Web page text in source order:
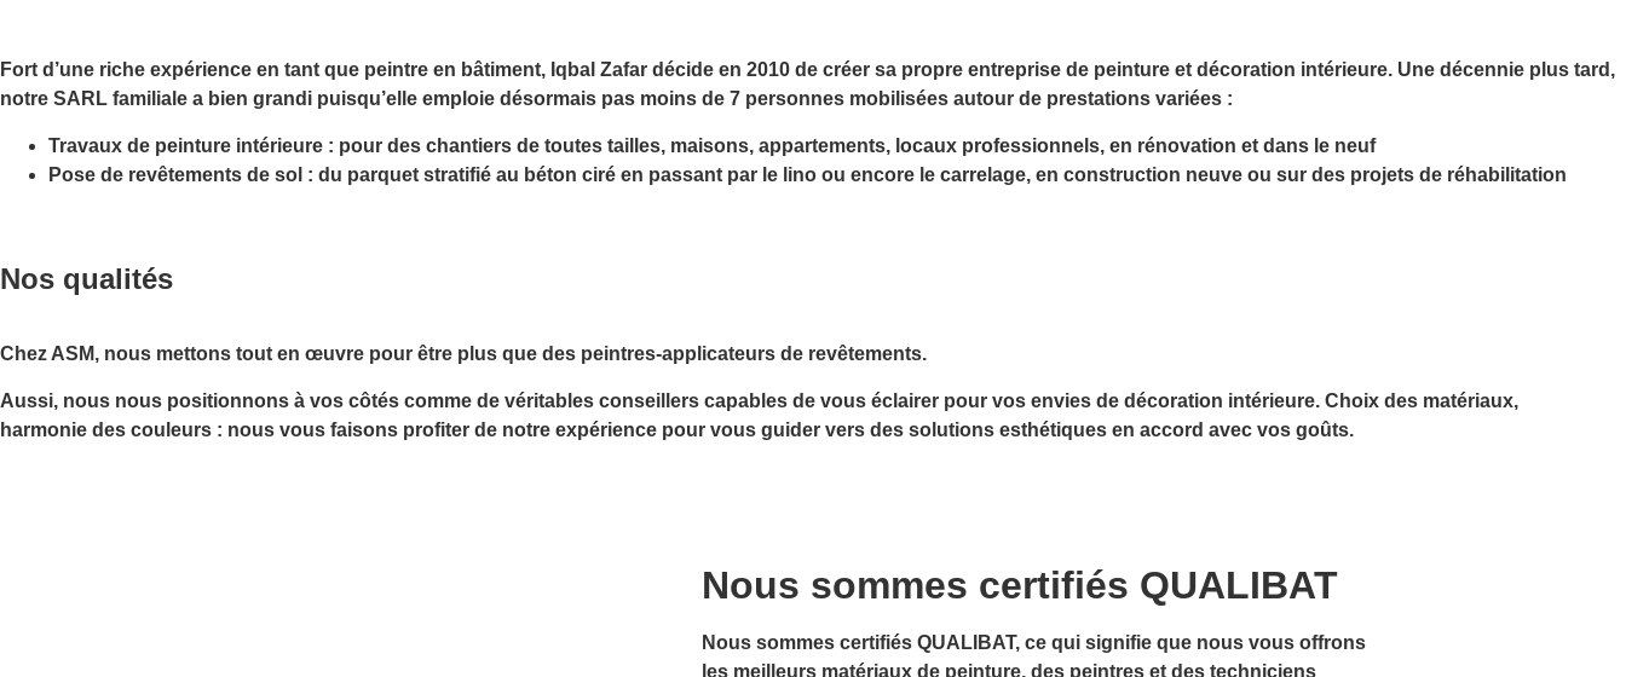
Fort d’une riche expérience en tant que peintre en bâtiment, Iqbal Zafar décide en 2010 de créer sa propre entreprise de peinture et décoration intérieure. Une décennie plus tard,
notre SARL familiale a bien grandi puisqu’elle emploie désormais pas moins de 7 personnes mobilisées autour de prestations variées :
Travaux de peinture intérieure : pour des chantiers de toutes tailles, maisons, appartements, locaux professionnels, en rénovation et dans le neuf
Pose de revêtements de sol : du parquet stratifié au béton ciré en passant par le lino ou encore le carrelage, en construction neuve ou sur des projets de réhabilitation
Nos qualités
Chez ASM, nous mettons tout en œuvre pour être plus que des peintres-applicateurs de revêtements.
Aussi, nous nous positionnons à vos côtés comme de véritables conseillers capables de vous éclairer pour vos envies de décoration intérieure. Choix des matériaux,
harmonie des couleurs : nous vous faisons profiter de notre expérience pour vous guider vers des solutions esthétiques en accord avec vos goûts.
Nous sommes certifiés QUALIBAT
Nous sommes certifiés QUALIBAT, ce qui signifie que nous vous offrons
les meilleurs matériaux de peinture, des peintres et des techniciens